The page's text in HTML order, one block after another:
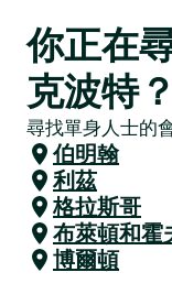
你正在
克波特？
尋找單身人士的
伯明翰
利茲
格拉斯哥
布萊頓和霍
博爾頓